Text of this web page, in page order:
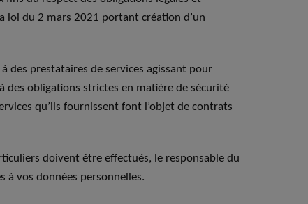
loi du 2 mars 2021 portant création d’un
des prestataires de services agissant pour
des obligations strictes en matière de sécurité
qu’ils fournissent font l’objet de contrats
doivent être effectués, le responsable du
à vos données personnelles.